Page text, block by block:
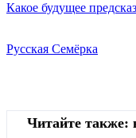
Какое будущее
Русская Семёрка
Читайте также: